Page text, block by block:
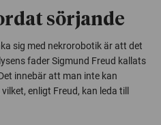
sörjande
sig med nekrorobotik är att det
fader Sigmund Freud kallats
innebär att man inte kan
enligt Freud, kan leda till